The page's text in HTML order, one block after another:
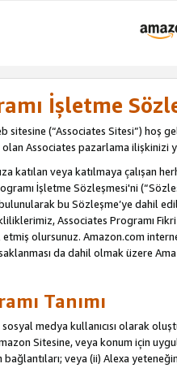
İşletme
sitesine (“Associates Sitesi”) hoş
olan Associates pazarlama ilişkinizi
katılan veya katılmaya çalışan
İşletme Sözleşmesi'ni
bu Sözleşme’ye dahil
Associates Programı
olursunuz. Amazon.com
da dahil olmak üzere
Tanımı
medya kullanıcısı olarak
Sitesine, veya konum için
veya (ii) Alexa